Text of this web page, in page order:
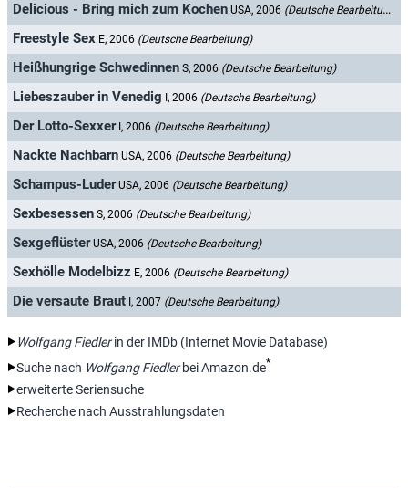
Delicious - Bring mich zum Kochen USA, 2006 (Deutsche Bearbeitung)
Freestyle Sex E, 2006 (Deutsche Bearbeitung)
Heißhungrige Schwedinnen S, 2006 (Deutsche Bearbeitung)
Liebeszauber in Venedig I, 2006 (Deutsche Bearbeitung)
Der Lotto-Sexxer I, 2006 (Deutsche Bearbeitung)
Nackte Nachbarn USA, 2006 (Deutsche Bearbeitung)
Schampus-Luder USA, 2006 (Deutsche Bearbeitung)
Sexbesessen S, 2006 (Deutsche Bearbeitung)
Sexgeflüster USA, 2006 (Deutsche Bearbeitung)
Sexhölle Modelbizz E, 2006 (Deutsche Bearbeitung)
Die versaute Braut I, 2007 (Deutsche Bearbeitung)
Wolfgang Fiedlerin der IMDb (Internet Movie Database)
Suche nach Wolfgang Fiedlerbei Amazon.de*
erweiterte Seriensuche
Recherche nach Ausstrahlungsdaten